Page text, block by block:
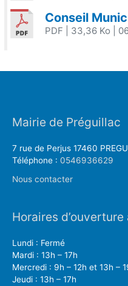
Conseil
PDF | 33,36 Ko |
Mairie de Préguillac
7 rue de Perjus 17460
Téléphone : 0546936629
Nous contacter
Horaires
Lundi : Fermé
Mardi : 13h – 17h
Mercredi : 9h – 12h et 13h –
Jeudi : 13h – 17h